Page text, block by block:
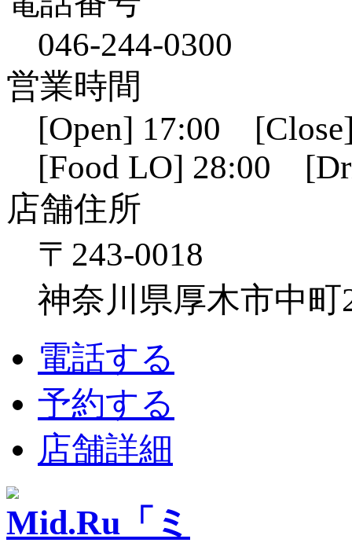
046-244-0300
営業時間
[Open] 17:00
[Food LO] 28:00
店舗住所
〒243-0018
神奈川県厚木市中町
電話する
予約する
店舗詳細